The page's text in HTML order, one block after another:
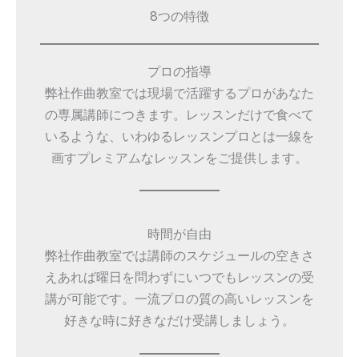
8つの特徴
プロの指導
弊社作曲教室では現場で活躍するプロがあなた
の専属講師につきます。レッスンだけで食べて
いるような、いわゆるレッスンプロとは一線を
画すプレミアムなレッスンをご提供します。
時間が自由
弊社作曲教室では講師のスケジュールの空きさ
えあれば曜日を問わずにいつでもレッスンの受
講が可能です。一流プロの質の高いレッスンを
好きな時に好きなだけ受講しましょう。